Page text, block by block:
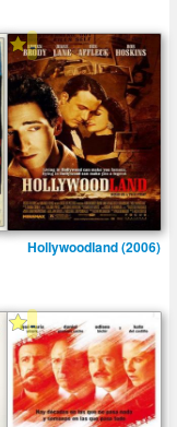
-
Hollywoodland (2006)
-